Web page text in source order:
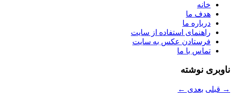
خانه
هدف ما
درباره ما
راهنمای استفاده از سایت
فرستادن عکس به سایت
تماس با ما
ناوبری نوشته
→ قبلی بعدی ←